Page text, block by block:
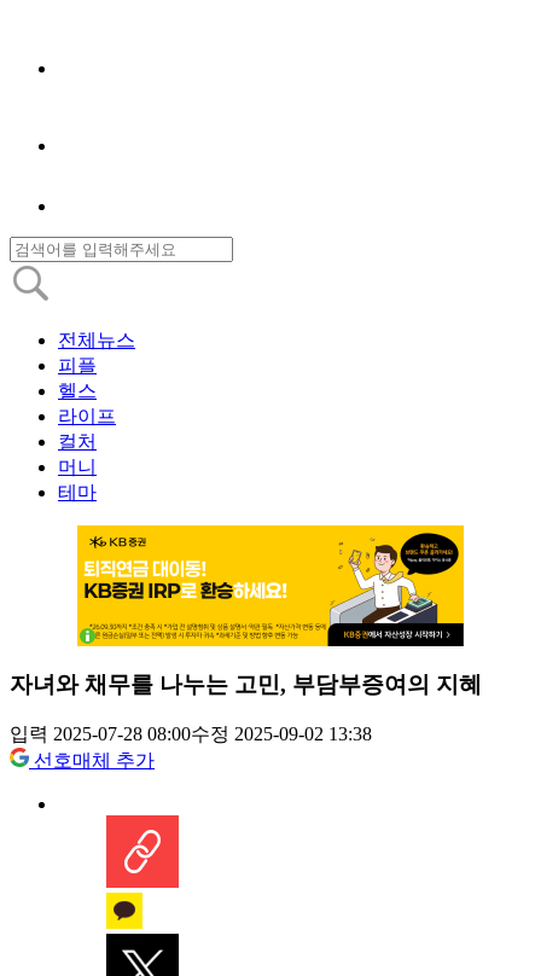
전체뉴스
피플
헬스
라이프
컬처
머니
테마
자녀와 채무를 나누는 고민, 부담부증여의 지혜
입력 2025-07-28 08:00수정 2025-09-02 13:38
선호매체 추가